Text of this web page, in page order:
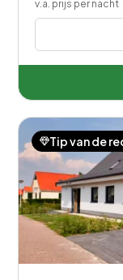
v.a. prijs per nacht
Tip van de